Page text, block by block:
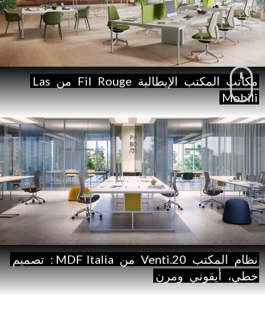
مكاتب المكتب الإيطالية Fil Rouge من Las
Mobili
نظام المكتب 20.Venti من MDF Italia:
تصميم
خطي، أيقوني ومرن